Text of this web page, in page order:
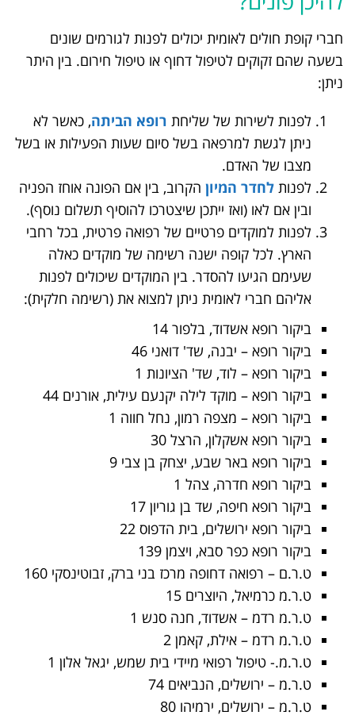
חברי קופת חולים לאומית יכולים לפנות לגורמים שונים
בשעה שהם זקוקים לטיפול דחוף או טיפול חירום. בין היתר
ניתן:
לפנות לשירות של שליחת רופא הביתה, כאשר לא
ניתן לגשת למרפאה בשל סיום שעות הפעילות או בשל
מצבו של האדם.
לפנות לחדר המיון הקרוב, בין אם הפונה אוחז הפניה
ובין אם לאו (ואז ייתכן שיצטרכו להוסיף תשלום נוסף).
לפנות למוקדים פרטיים של רפואה פרטית, בכל רחבי
הארץ. לכל קופה ישנה רשימה של מוקדים כאלה
שעימם הגיעו להסדר. בין המוקדים שיכולים לפנות
אליהם חברי לאומית ניתן למצוא את (רשימה חלקית):
ביקור רופא אשדוד, בלפור 14
ביקור רופא – יבנה, שד' דואני 46
ביקור רופא – לוד, שד' הציונות 1
ביקור רופא – מוקד לילה יקנעם עילית, אורנים 44
ביקור רופא – מצפה רמון, נחל חווה 1
ביקור רופא אשקלון, הרצל 30
ביקור רופא באר שבע, יצחק בן צבי 9
ביקור רופא חדרה, צהל 1
ביקור רופא חיפה, שד בן גוריון 17
ביקור רופא ירושלים, בית הדפוס 22
ביקור רופא כפר סבא, ויצמן 139
ט.ר.ם – רפואה דחופה מרכז בני ברק, זבוטינסקי 160
ט.ר.מ כרמיאל, היוצרים 15
ט.ר.מ רדמ – אשדוד, חנה סנש 1
ט.ר.מ רדמ – אילת, קאמן 2
ט.ר.מ.- טיפול רפואי מיידי בית שמש, יגאל אלון 1
ט.ר.מ – ירושלים, הנביאים 74
ט.ר.מ – ירושלים, ירמיהו 80